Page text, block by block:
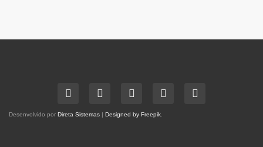
Desenvolvido por Direta Sistemas Designed by Freepik.